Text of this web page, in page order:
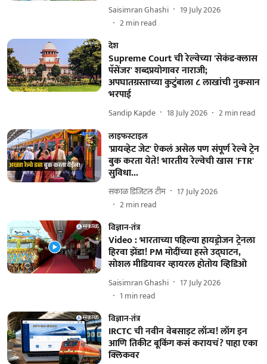
Saisimran Ghashi
19 July 2026
2min read
देश
Supreme Court ची रेल्वेच्या 'सेकंड-क्लास
पॅसेंजर' शब्दप्रयोगावर नाराजी;
अपघातग्रस्ताच्या कुटुंबाला ८ लाखांची नुकसान
भरपाई
Sandip Kapde 18 July 2026 2min read
लाइफस्टाइल
'प्रायव्हेट जेट' ऐकलं असेल पण संपूर्ण रेल्वे ट्रेन
बुक करता येते! भारतीय रेल्वेची खास 'FTR'
सुविधा...
सकाळ डिजिटल टीम
17 July 2026
2min read
विज्ञान-तंत्र
Video : भारताच्या पहिल्या हायड्रोजन ट्रेनला
हिरवा झेंडा! PM मोदींच्या हस्ते उद्घाटन,
सोशल मीडियावर व्हायरल होतोय व्हिडिओ
Saisimran Ghashi
17 July 2026
1 min read
विज्ञान-तंत्र
IRCTC ची नवीन वेबसाइट लॉन्च! लॉग इन
आणि तिकीट बूकिंग कसं करायचं? पाहा एका
क्लिकवर